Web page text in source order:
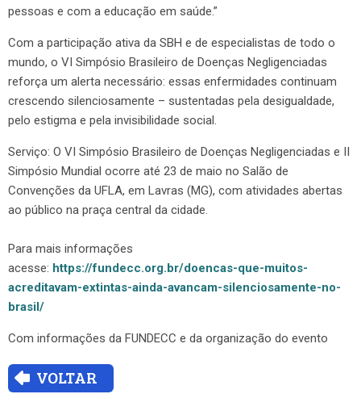
pessoas e com a educação em saúde.”
Com a participação ativa da SBH e de especialistas de todo o
mundo, o VI Simpósio Brasileiro de Doenças Negligenciadas
reforça um alerta necessário: essas enfermidades continuam
crescendo silenciosamente – sustentadas pela desigualdade,
pelo estigma e pela invisibilidade social.
Serviço: O VI Simpósio Brasileiro de Doenças Negligenciadas e II
Simpósio Mundial ocorre até 23 de maio no Salão de
Convenções da UFLA, em Lavras (MG), com atividades abertas
ao público na praça central da cidade.
Para mais informações
acesse: https://fundecc.org.br/doencas-que-muitos-
acreditavam-extintas-ainda-avancam-silenciosamente-no-
brasil/
Com informações da FUNDECC e da organização do evento
VOLTAR